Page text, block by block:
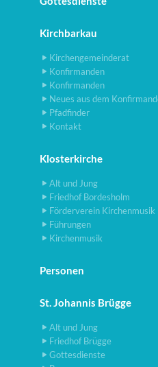
Kirchbarkau
Kirchengemeinderat
Konfirmanden
Konfirmanden
Neues aus dem
Pfadfinder
Kontakt
Klosterkirche
Alt und Jung
Friedhof Bordesholm
Förderverein Kirchenmusik
Führungen
Kirchenmusik
Personen
St. Johannis Brügge
Alt und Jung
Friedhof Brügge
Gottesdienste